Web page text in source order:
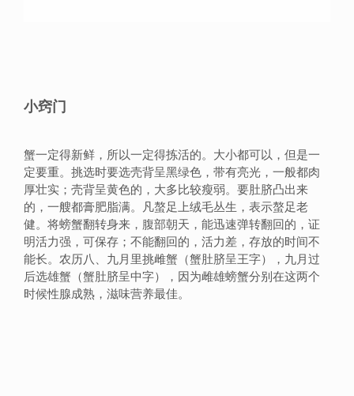
小窍门
蟹一定得新鲜，所以一定得拣活的。大小都可以，但是一
定要重。挑选时要选壳背呈黑绿色，带有亮光，一般都肉
厚壮实；壳背呈黄色的，大多比较瘦弱。要肚脐凸出来
的，一艘都膏肥脂满。凡螯足上绒毛丛生，表示螯足老
健。将螃蟹翻转身来，腹部朝天，能迅速弹转翻回的，证
明活力强，可保存；不能翻回的，活力差，存放的时间不
能长。农历八、九月里挑雌蟹（蟹肚脐呈王字），九月过
后选雄蟹（蟹肚脐呈中字），因为雌雄螃蟹分别在这两个
时候性腺成熟，滋味营养最佳。